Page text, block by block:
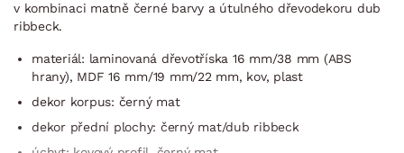
v kombinaci matně černé barvy a útulného dřevodekoru dub
ribbeck.
materiál: laminovaná dřevotříska 16 mm/38 mm (ABS
hrany), MDF 16 mm/19 mm/22 mm, kov, plast
dekor korpus: černý mat
dekor přední plochy: černý mat/dub ribbeck